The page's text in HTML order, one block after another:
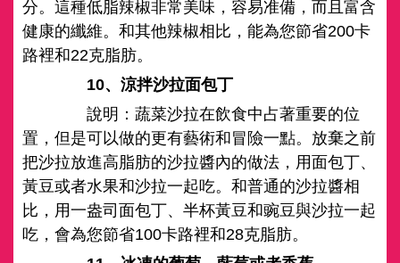
分。這種低脂辣椒非常美味，容易准備，而且富含
健康的纖維。和其他辣椒相比，能為您節省200卡
路裡和22克脂肪。
10、涼拌沙拉面包丁
說明：蔬菜沙拉在飲食中占著重要的位
置，但是可以做的更有藝術和冒險一點。放棄之前
把沙拉放進高脂肪的沙拉醬內的做法，用面包丁、
黃豆或者水果和沙拉一起吃。和普通的沙拉醬相
比，用一盎司面包丁、半杯黃豆和豌豆與沙拉一起
吃，會為您節省100卡路裡和28克脂肪。